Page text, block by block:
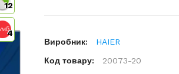
12
4
Виробник:
HAIER
Код товару:
20073-20